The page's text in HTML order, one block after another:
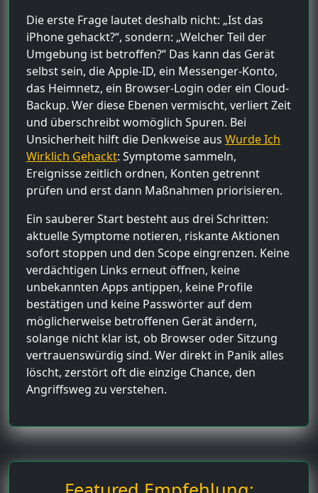
Die erste Frage lautet deshalb nicht: „Ist das
iPhone gehackt?“, sondern: „Welcher Teil der
Umgebung ist betroffen?“ Das kann das Gerät
selbst sein, die Apple-ID, ein Messenger-Konto,
das Heimnetz, ein Browser-Login oder ein Cloud-
Backup. Wer diese Ebenen vermischt, verliert Zeit
und überschreibt womöglich Spuren. Bei
Unsicherheit hilft die Denkweise aus Wurde Ich
Wirklich Gehackt: Symptome sammeln,
Ereignisse zeitlich ordnen, Konten getrennt
prüfen und erst dann Maßnahmen priorisieren.
Ein sauberer Start besteht aus drei Schritten:
aktuelle Symptome notieren, riskante Aktionen
sofort stoppen und den Scope eingrenzen. Keine
verdächtigen Links erneut öffnen, keine
unbekannten Apps antippen, keine Profile
bestätigen und keine Passwörter auf dem
möglicherweise betroffenen Gerät ändern,
solange nicht klar ist, ob Browser oder Sitzung
vertrauenswürdig sind. Wer direkt in Panik alles
löscht, zerstört oft die einzige Chance, den
Angriffsweg zu verstehen.